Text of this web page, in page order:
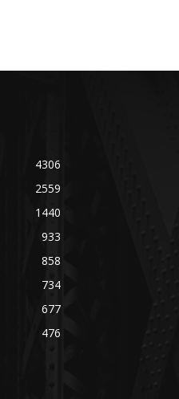
4306
2559
1440
933
858
734
677
476